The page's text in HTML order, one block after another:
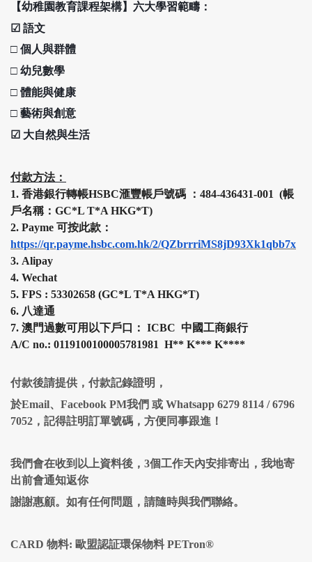
【幼稚園教育課程架構】六大學習範疇：
☑ 語文
□ 個人與群體
□ 幼兒數學
□ 體能與健康
□ 藝術與創意
☑ 大自然與生活
付款方法：
1. 香港銀行轉帳HSBC滙豐帳戶號碼 ：484-436431-001 (帳
戶名稱：GC*L T*A HKG*T)
2. Payme 可按此款：
https://qr.payme.hsbc.com.hk/2/QZbrrriMS8jD93Xk1qbb7x
3. Alipay
4. Wechat
5. FPS : 53302658 (GC*L T*A HKG*T)
6. 八達通
7. 澳門過數可用以下戶口： ICBC 中國工商銀行
A/C no.: 0119100100005781981 H** K*** K****
付款後請提供，付款記錄證明，
於Email、Facebook PM我們 或 Whatsapp 6279 8114 / 6796
7052，記得註明訂單號碼，方便同事跟進！
我們會在收到以上資料後，3個工作天內安排寄出，我地寄
出前會通知返你
謝謝惠顧。如有任何問題，請隨時與我們聯絡。
CARD 物料: 歐盟認証環保物料 PETron®